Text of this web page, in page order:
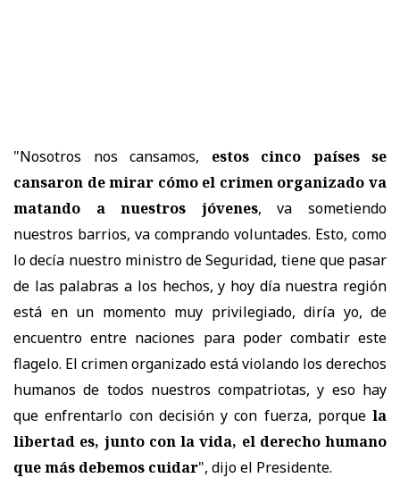
"Nosotros nos cansamos, estos cinco países se
cansaron de mirar cómo el crimen organizado va
matando a nuestros jóvenes, va sometiendo
nuestros barrios, va comprando voluntades. Esto, como
lo decía nuestro ministro de Seguridad, tiene que pasar
de las palabras a los hechos, y hoy día nuestra región
está en un momento muy privilegiado, diría yo, de
encuentro entre naciones para poder combatir este
flagelo. El crimen organizado está violando los derechos
humanos de todos nuestros compatriotas, y eso hay
que enfrentarlo con decisión y con fuerza, porquela
libertad es, junto con la vida, el derecho humano
que más debemos cuidar", dijo el Presidente.